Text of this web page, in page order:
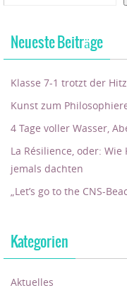
Neueste Beiträge
Klasse 7-1 trotzt der
Kunst zum
4 Tage voller Wasser,
La Résilience, oder:
jemals dachten
„Let’s go to the CNS-
Kategorien
Aktuelles